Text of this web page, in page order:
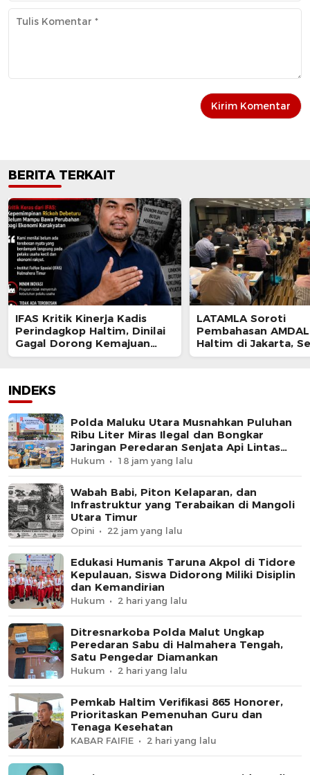
BERITA TERKAIT
IFAS Kritik Kinerja Kadis
Perindagkop Haltim, Dinilai
Gagal Dorong Kemajuan
UMKM dan Koperasi
LATAMLA Soroti
Pembahasan
Haltim di Jakarta,
Berpotensi Cacat
INDEKS
Polda Maluku Utara Musnahkan Puluhan
Ribu Liter Miras Ilegal dan Bongkar
Jaringan Peredaran Senjata Api Lintas
Negara
Hukum 18 jam yang lalu
Wabah Babi, Piton Kelaparan, dan
Infrastruktur yang Terabaikan di Mangoli
Utara Timur
Opini 22 jam yang lalu
Edukasi Humanis Taruna Akpol di Tidore
Kepulauan, Siswa Didorong Miliki Disiplin
dan Kemandirian
Hukum 2 hari yang lalu
Ditresnarkoba Polda Malut Ungkap
Peredaran Sabu di Halmahera Tengah,
Satu Pengedar Diamankan
Hukum 2 hari yang lalu
Pemkab Haltim Verifikasi 865 Honorer,
Prioritaskan Pemenuhan Guru dan
Tenaga Kesehatan
KABAR FAIFIE 2 hari yang lalu